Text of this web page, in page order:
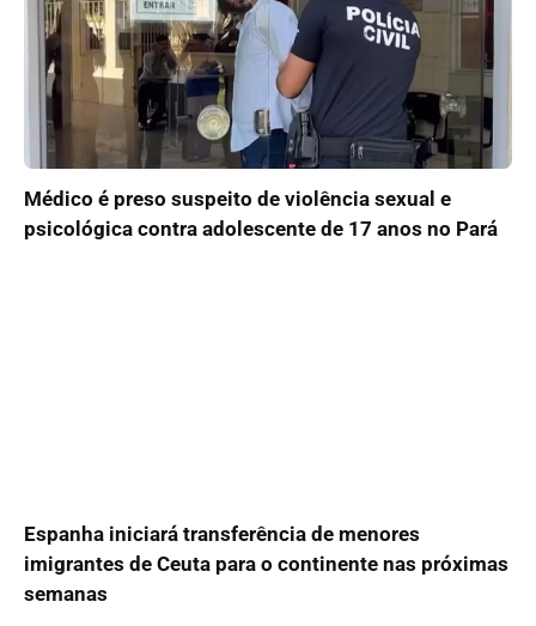
Médico é preso suspeito de violência sexual e
psicológica contra adolescente de 17 anos no Pará
Espanha iniciará transferência de menores
imigrantes de Ceuta para o continente nas próximas
semanas